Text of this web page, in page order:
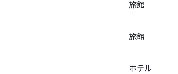
旅館
旅館
ホテル